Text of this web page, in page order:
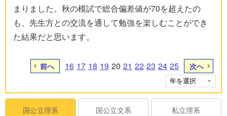
まりました。秋の模試で総合偏差値が70を超えたの
も、先生方との交流を通して勉強を楽しむことができ
た結果だと思います。
前へ 16 17 18 19 20 21 22 23 24 25 次へ
国公立理系 国公立文系 私立理系